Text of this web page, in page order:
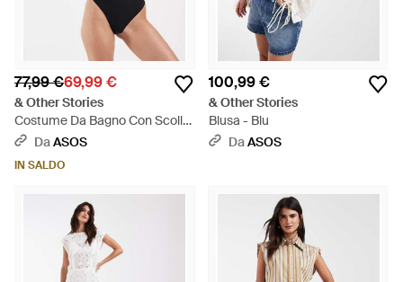
77,99 €69,99 €
& Other Stories
Costume Da Bagno Con Scollo
A V E Schiena Bassa Con
Contrasto Bianchi - Blu
DaASOS
IN SALDO
100,99 €
& Other Stories
Blusa - Blu
DaASOS